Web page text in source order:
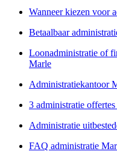
Wanneer kiezen voor
Betaalbaar
Loonadministratie of
Marle
Administratiekantoor
3 administratie
Administratie
FAQ administratie